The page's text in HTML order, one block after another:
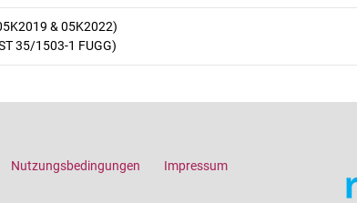
& 05K2022)
35/1503-1 FUGG)
Nutzungsbedingungen
Impressum